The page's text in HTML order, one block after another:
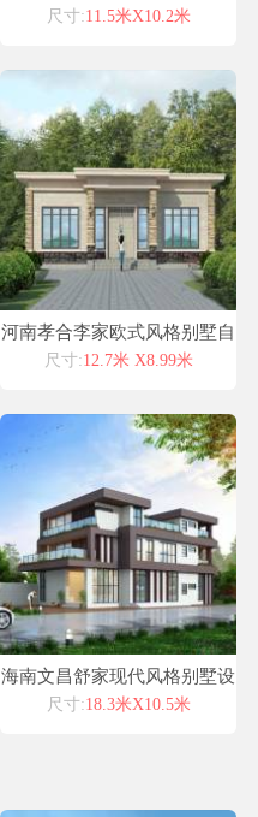
设计图纸喜天下建筑设计
尺寸:11.5米X10.2米
河南孝合李家欧式风格别墅自
建房设计图纸喜天下建筑设计
尺寸:12.7米 X8.99米
海南文昌舒家现代风格别墅设
计喜天下别墅设计案例
尺寸:18.3米X10.5米